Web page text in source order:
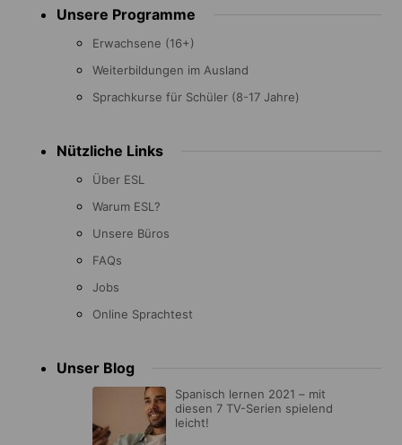
menu Unsere Programme
Erwachsene (16+)
Weiterbildungen im Ausland
Sprachkurse für Schüler (8-17 Jahre)
Nützliche Links
Über ESL
Warum ESL?
Unsere Büros
FAQs
Jobs
Online Sprachtest
Unser Blog
Spanisch lernen 2021 – mit
diesen 7 TV-Serien spielend
leicht!